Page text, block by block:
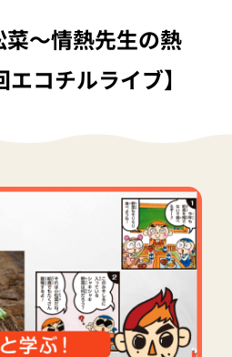
〜情熱先生の熱
コチルライブ】